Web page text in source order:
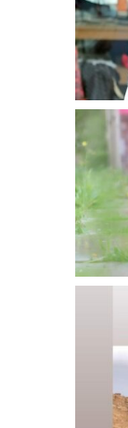
يتمتعوا
الوقت
العالم...
ضمن
مناعة
رؤيا
للتعرف